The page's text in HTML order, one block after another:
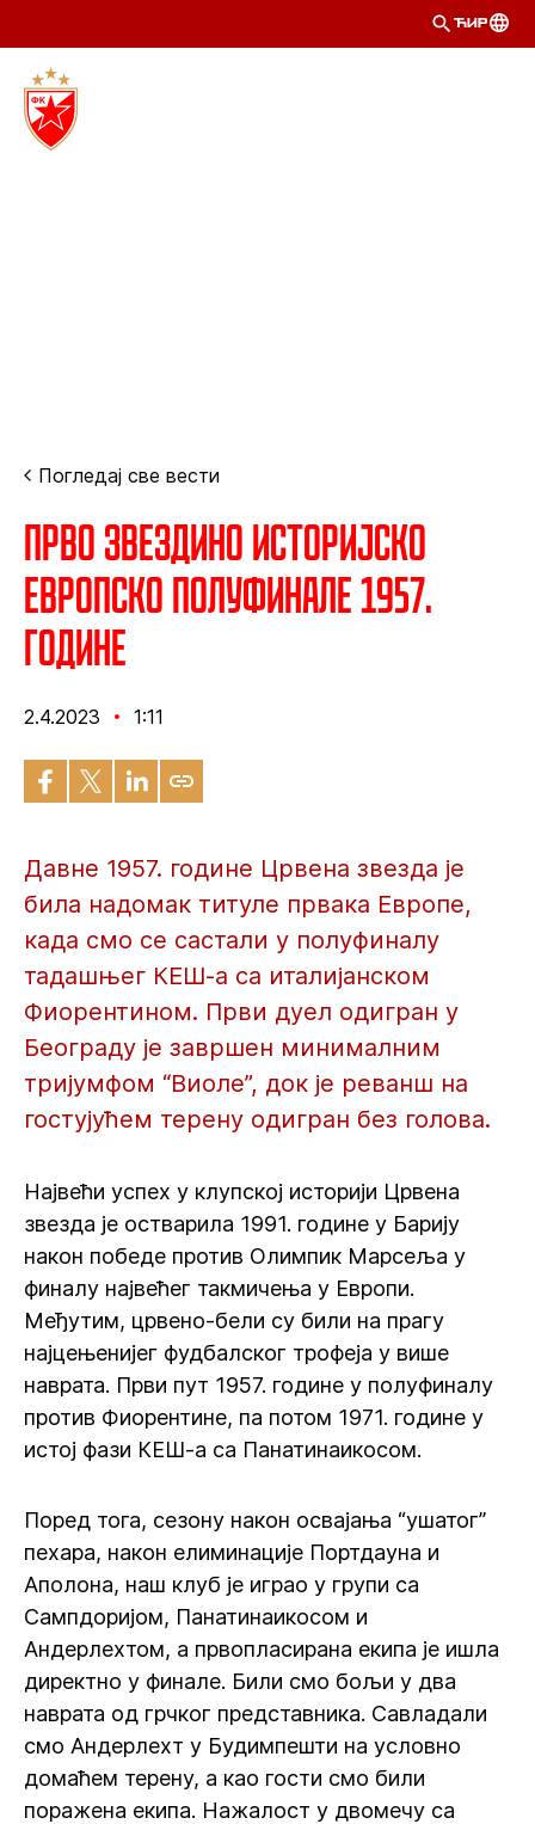
ЋИР
Погледај све вести
Прво Звездино историјско
европско полуфинале 1957.
године
2.4.2023 1:11
Давне 1957. године Црвена звезда је
била надомак титуле првака Европе,
када смо се састали у полуфиналу
тадашњег КЕШ-а са италијанском
Фиорентином. Први дуел одигран у
Београду је завршен минималним
тријумфом “Виоле”, док је реванш на
гостујућем терену одигран без голова.
Највећи успех у клупској историји Црвена
звезда је остварила 1991. године у Барију
након победе против Олимпик Марсеља у
финалу највећег такмичења у Европи.
Међутим, црвено-бели су били на прагу
најцењенијег фудбалског трофеја у више
наврата. Први пут 1957. године у полуфиналу
против Фиорентине, па потом 1971. године у
истој фази КЕШ-а са Панатинаикосом.
Поред тога, сезону након освајања “ушатог”
пехара, након елиминације Портдауна и
Аполона, наш клуб је играо у групи са
Сампдоријом, Панатинаикосом и
Андерлехтом, а првопласирана екипа је ишла
директно у финале. Били смо бољи у два
наврата од грчког представника. Савладали
смо Андерлехт у Будимпешти на условно
домаћем терену, а као гости смо били
поражена екипа. Нажалост у двомечу са